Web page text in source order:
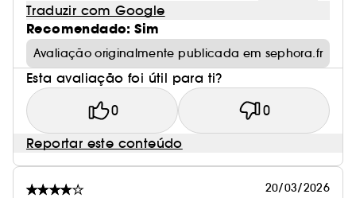
Traduzir com Google
Recomendado: Sim
Avaliação originalmente publicada em sephora.fr
Esta avaliação foi útil para ti?
0 0
Reportar este conteúdo
20/03/2026